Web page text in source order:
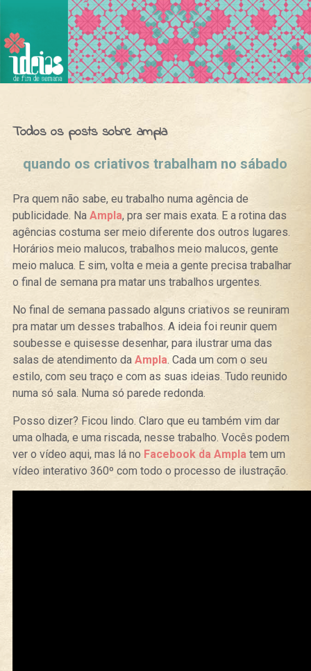
Ideias de Fim de Semana
Todos os posts sobre ampla
quando os criativos trabalham no sábado
Pra quem não sabe, eu trabalho numa agência de
publicidade. Na Ampla, pra ser mais exata. E a rotina das
agências costuma ser meio diferente dos outros lugares.
Horários meio malucos, trabalhos meio malucos, gente
meio maluca. E sim, volta e meia a gente precisa trabalhar
o final de semana pra matar uns trabalhos urgentes.
No final de semana passado alguns criativos se reuniram
pra matar um desses trabalhos. A ideia foi reunir quem
soubesse e quisesse desenhar, para ilustrar uma das
salas de atendimento da Ampla. Cada um com o seu
estilo, com seu traço e com as suas ideias. Tudo reunido
numa só sala. Numa só parede redonda.
Posso dizer? Ficou lindo. Claro que eu também vim dar
uma olhada, e uma riscada, nesse trabalho. Vocês podem
ver o vídeo aqui, mas lá no Facebook da Amplatem um
vídeo interativo 360º com todo o processo de ilustração.